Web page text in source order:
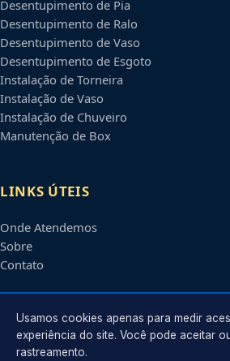
Desentupimento de Pia
Desentupimento de Ralo
Desentupimento de Vaso
Desentupimento de Esgoto
Instalação de Torneira
Instalação de Vaso
Instalação de Chuveiro
Manutenção de Box
LINKS ÚTEIS
Onde Atendemos
Sobre
Contato
CONTATO
Atendimento em
Usamos cookies apenas para medir
experiência do site. Você pode aceitar
rastreamento.